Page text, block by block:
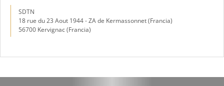
SDTN
18 rue du 23 Aout 1944 - ZA de Kermassonnet (Francia)
56700 Kervignac (Francia)